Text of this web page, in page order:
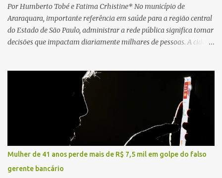
Por Humberto Tobé e Fatima Crhistine* No município de
Araraquara, importante referência em saúde para a região central
do Estado de São Paulo, administrar a rede pública significa tomar
decisões que impactam diariamente milhares de pessoas. A cidade
município, mas também de diversas cidades do entorno,
ampliando significativamente a responsabilidade da gestão sobre
o Sistema Único de Saúde (SUS). Nos últimos anos, o Governo
Federal tem ampliado investimentos destinados ao fortalecimento
da atenção básica, da infraestrutura hospitalar e da
regionalização dos serviços de saúde. Entretanto, em um cenário
de demandas crescentes e recursos necessariamente limitados, a
principal missão da gestão pública não é apenas investir mais,
mas decidir melhor onde investir para produzir o maior benefício
Mulher de 41 anos perde mais de R$ 7,5 mil em golpe do falso
gerente bancário